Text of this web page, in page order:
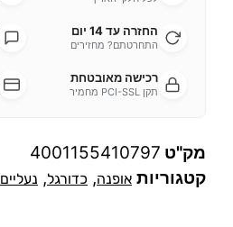
החזרה עד 14 יום
התחרטתם? מחזירים
רכישה מאובטחת
תקן PCI-SSL מחמיר
מק"ט 4001155410797
קטגוריות אופנה, כדורגל, נעליים